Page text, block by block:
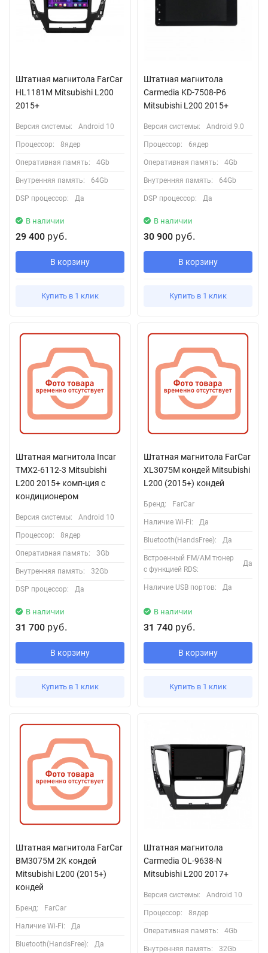
Штатная магнитола FarCar
HL1181M Mitsubishi L200
2015+
Версия системы: Android 10
Процессор: 8ядер
Оперативная память: 4Gb
Внутренняя память: 64Gb
DSP процессор: Да
В наличии
29 400 руб.
В корзину
Купить в 1 клик
Штатная магнитола
Carmedia KD-7508-P6
Mitsubishi L200 2015+
Версия системы: Android 9.0
Процессор: 6ядер
Оперативная память: 4Gb
Внутренняя память: 64Gb
DSP процессор: Да
В наличии
30 900 руб.
В корзину
Купить в 1 клик
Штатная магнитола Incar
TMX2-6112-3 Mitsubishi
L200 2015+ комп-ция с
кондиционером
Версия системы: Android 10
Процессор: 8ядер
Оперативная память: 3Gb
Внутренняя память: 32Gb
DSP процессор: Да
В наличии
31 700 руб.
В корзину
Купить в 1 клик
Штатная магнитола FarCar
XL3075M кондей Mitsubishi
L200 (2015+) кондей
Бренд: FarCar
Наличие Wi-Fi: Да
Bluetooth(HandsFree): Да
Встроенный FM/AM тюнер
с функцией RDS:
Да
Наличие USB портов: Да
В наличии
31 740 руб.
В корзину
Купить в 1 клик
Штатная магнитола FarCar
BM3075M 2K кондей
Mitsubishi L200 (2015+)
кондей
Бренд: FarCar
Наличие Wi-Fi: Да
Bluetooth(HandsFree): Да
Штатная магнитола
Carmedia OL-9638-N
Mitsubishi L200 2017+
Версия системы: Android 10
Процессор: 8ядер
Оперативная память: 4Gb
Внутренняя память: 32Gb